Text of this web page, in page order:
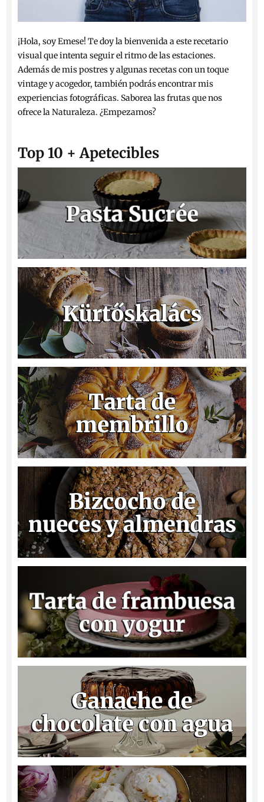
¡Hola, soy Emese! Te doy la bienvenida a este recetario
visual que intenta seguir el ritmo de las estaciones.
Además de mis postres y algunas recetas con un toque
vintage y acogedor, también podrás encontrar mis
experiencias fotográficas. Saborea las frutas que nos
ofrece la Naturaleza. ¿Empezamos?
Top 10 + Apetecibles